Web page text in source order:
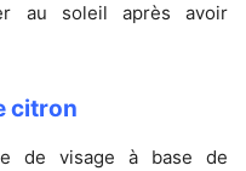
au soleil après avoir
citron
de visage à base de